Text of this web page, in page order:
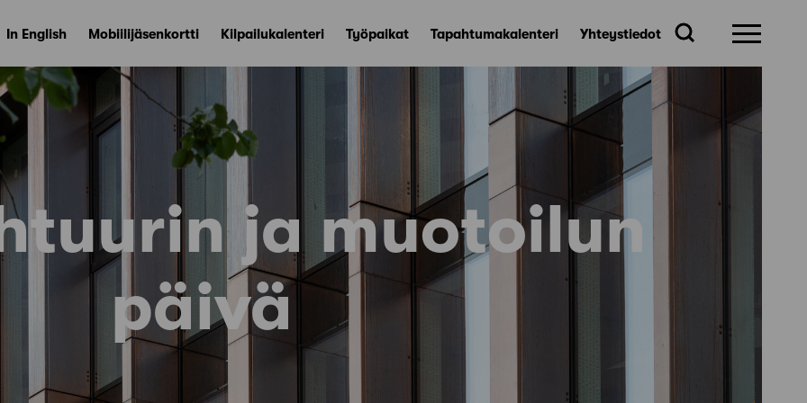
In English Mobiilijäsenkortti Kilpailukalenteri Työpaikat Tapahtumakalenteri Yhteystiedot
ja muotoilun
päivä